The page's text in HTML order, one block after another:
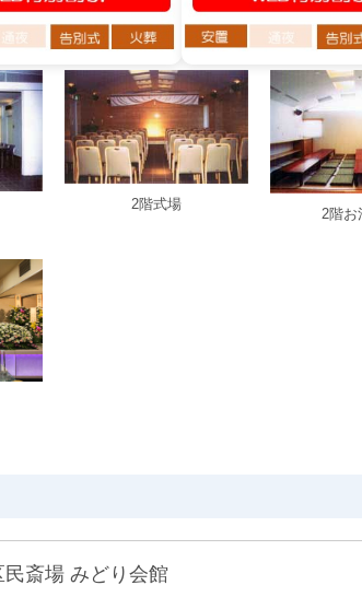
2階式場
2階お
民斎場 みどり会館